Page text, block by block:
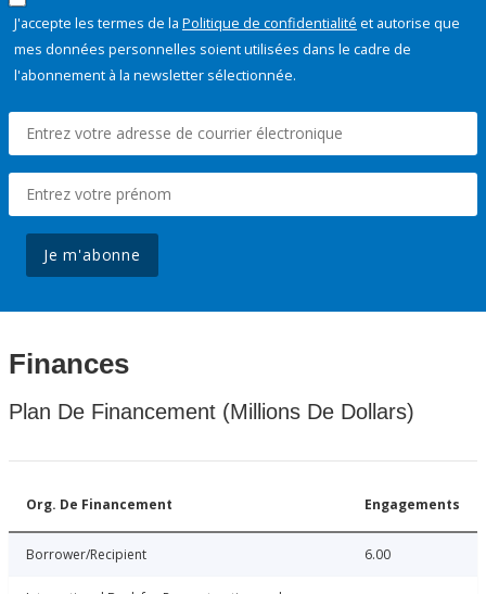
J'accepte les termes de la Politique de confidentialité et autorise que
mes données personnelles soient utilisées dans le cadre de
l'abonnement à la newsletter sélectionnée.
Je m'abonne
Finances
Plan De Financement (Millions De Dollars)
Org. De Financement Engagements
Borrower/Recipient 6.00